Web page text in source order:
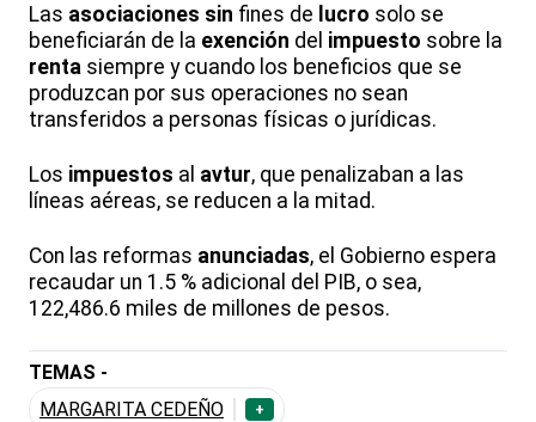
Las asociaciones sin fines de lucro solo se
beneficiarán de la exención del impuesto sobre la
renta siempre y cuando los beneficios que se
produzcan por sus operaciones no sean
transferidos a personas físicas o jurídicas.
Los impuestos al avtur, que penalizaban a las
líneas aéreas, se reducen a la mitad.
Con las reformas anunciadas, el Gobierno espera
recaudar un 1.5 % adicional del PIB, o sea,
122,486.6 miles de millones de pesos.
TEMAS -
MARGARITA CEDEÑO
+